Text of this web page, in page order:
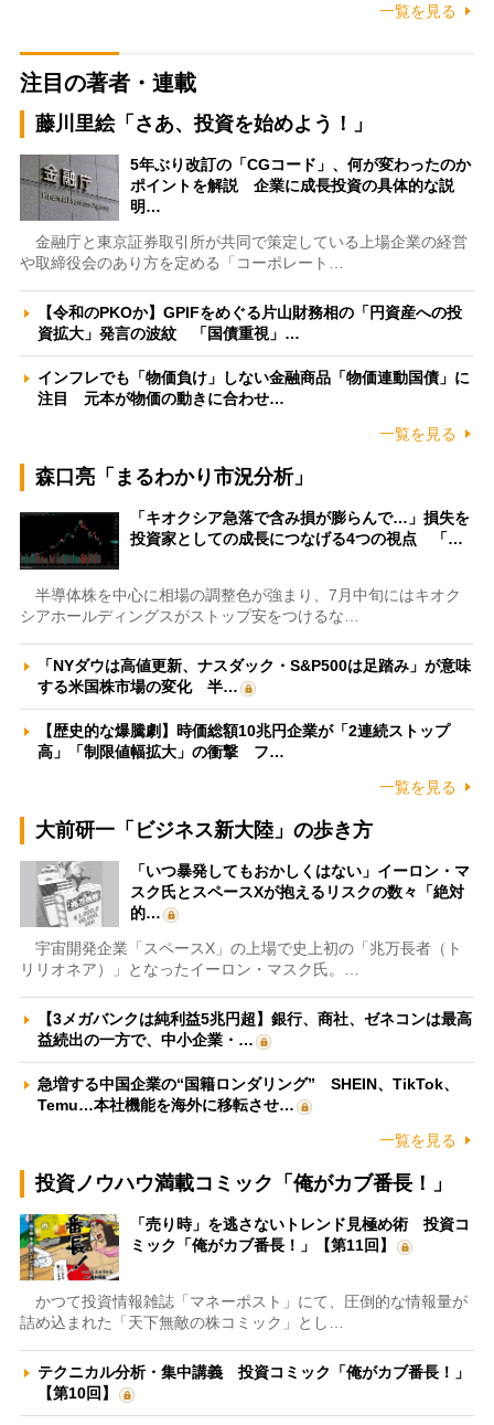
一覧を見る
注目の著者・連載
藤川里絵「さあ、投資を始めよう！」
5年ぶり改訂の「CGコード」、何が変わったのか
ポイントを解説 企業に成長投資の具体的な説
明…
金融庁と東京証券取引所が共同で策定している上場企業の経営
や取締役会のあり方を定める「コーポレート…
【令和のPKOか】GPIFをめぐる片山財務相の「円資産への投
資拡大」発言の波紋 「国債重視」…
インフレでも「物価負け」しない金融商品「物価連動国債」に
注目 元本が物価の動きに合わせ…
一覧を見る
森口亮「まるわかり市況分析」
「キオクシア急落で含み損が膨らんで…」損失を
投資家としての成長につなげる4つの視点 「…
半導体株を中心に相場の調整色が強まり、7月中旬にはキオク
シアホールディングスがストップ安をつけるな…
「NYダウは高値更新、ナスダック・S&P500は足踏み」が意味
する米国株市場の変化 半…
【歴史的な爆騰劇】時価総額10兆円企業が「2連続ストップ
高」「制限値幅拡大」の衝撃 フ…
一覧を見る
大前研一「ビジネス新大陸」の歩き方
「いつ暴発してもおかしくはない」イーロン・マ
スク氏とスペースXが抱えるリスクの数々「絶対
的…
宇宙開発企業「スペースX」の上場で史上初の「兆万長者（ト
リリオネア）」となったイーロン・マスク氏。…
【3メガバンクは純利益5兆円超】銀行、商社、ゼネコンは最高
益続出の一方で、中小企業・…
急増する中国企業の“国籍ロンダリング” SHEIN、TikTok、
Temu…本社機能を海外に移転させ…
一覧を見る
投資ノウハウ満載コミック「俺がカブ番長！」
「売り時」を逃さないトレンド見極め術 投資コ
ミック「俺がカブ番長！」【第11回】
かつて投資情報雑誌「マネーポスト」にて、圧倒的な情報量が
詰め込まれた「天下無敵の株コミック」とし…
テクニカル分析・集中講義 投資コミック「俺がカブ番長！」
【第10回】